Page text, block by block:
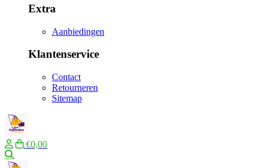
Extra
Aanbiedingen
Klantenservice
Contact
Retourneren
Sitemap
€0,00